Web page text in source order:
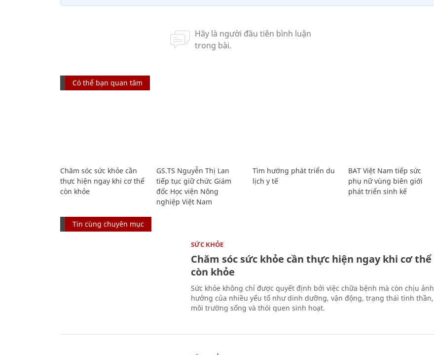
Có thể bạn quan tâm
Chăm sóc sức khỏe cần
thực hiện ngay khi cơ thể
còn khỏe
GS.TS Nguyễn Thị Lan
tiếp tục giữ chức Giám
đốc Học viện Nông
nghiệp Việt Nam
Tìm hướng phát triển du
lịch y tế
BAT Việt Nam tiếp sức
phụ nữ vùng biên giới
phát triển sinh kế
Tin cùng chuyên mục
SỨC KHỎE
Chăm sóc sức khỏe cần thực hiện ngay khi cơ thể
còn khỏe
Sức khỏe không chỉ được quyết định bởi việc chữa bệnh mà còn chịu ảnh
hưởng của nhiều yếu tố như dinh dưỡng, vận động, trạng thái tinh thần,
môi trường sống và thói quen sinh hoạt.